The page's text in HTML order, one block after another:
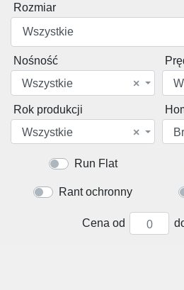
Rozmiar
Wszystkie
Nośność
×
Wszystkie
Rok produkcji
×
Wszystkie
Run Flat
Rant ochronny
Cena od